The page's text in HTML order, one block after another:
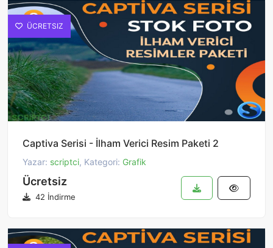
ÜCRETSIZ
Captiva Serisi - İlham Verici Resim Paketi 2
Yazar: scriptci, Kategori: Grafik
Ücretsiz
42 İndirme